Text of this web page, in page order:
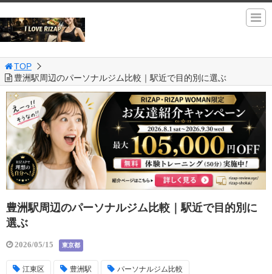
TOP
豊洲駅周辺のパーソナルジム比較｜駅近で目的別に選ぶ
豊洲駅周辺のパーソナルジム比較｜駅近で目的別に
選ぶ
2026/05/15 東京都
江東区 豊洲駅 パーソナルジム比較